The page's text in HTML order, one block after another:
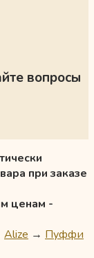
вопросы
при заказе
ценам -
Alize → Пуффи